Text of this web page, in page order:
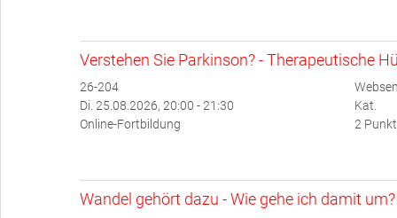
Verstehen Sie Parkinson? - Therapeutische
26-204
Di. 25.08.2026, 20:00 - 21:30
Online-Fortbildung
Kat.
2
Wandel gehört dazu - Wie gehe ich damit um?